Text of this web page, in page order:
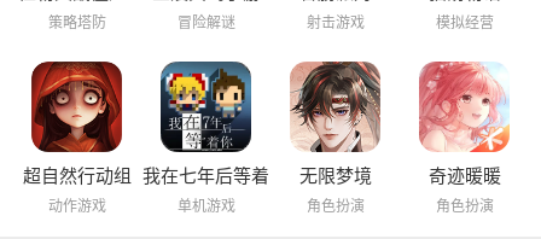
海底世界
策略塔防 冒险解谜 射击游戏 模拟经营
超自然行动组
动作游戏
我在七年后等着
你
单机游戏
无限梦境
角色扮演
奇迹暖暖
角色扮演